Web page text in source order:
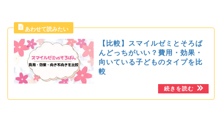
【比較】スマイルゼミとそろば
んどっちがいい？費用・効果・
向いている子どものタイプを比
較